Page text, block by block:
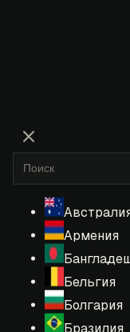
Армения
Бельгия
Болгария
Бразилия